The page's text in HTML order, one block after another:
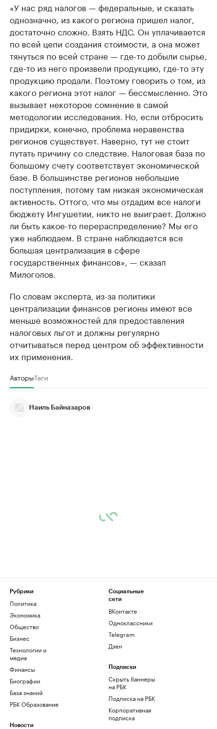
«У нас ряд налогов — федеральные, и сказать
однозначно, из какого региона пришел налог,
достаточно сложно. Взять НДС. Он уплачивается
по всей цепи создания стоимости, а она может
тянуться по всей стране — где-то добыли сырье,
где-то из него произвели продукцию, где-то эту
продукцию продали. Поэтому говорить о том, из
какого региона этот налог — бессмысленно. Это
вызывает некоторое сомнение в самой
методологии исследования. Но, если отбросить
придирки, конечно, проблема неравенства
регионов существует. Наверно, тут не стоит
путать причину со следствие. Налоговая база по
большому счету соответствует экономической
базе. В большинстве регионов небольшие
поступления, потому там низкая экономическая
активность. Оттого, что мы отдадим все налоги
бюджету Ингушетии, никто не выиграет. Должно
ли быть какое-то перераспределение? Мы его
уже наблюдаем. В стране наблюдается все
большая централизация в сфере
государственных финансов», — сказал
Милоголов.
По словам эксперта, из-за политики
централизации финансов регионы имеют все
меньше возможностей для предоставления
налоговых льгот и должны регулярно
отчитываться перед центром об эффективности
их применения.
АвторыТеги
Наиль Байназаров
Рубрики
Политика
Экономика
Общество
Бизнес
Технологии и
медиа
Финансы
Биографии
База знаний
РБК Образование
Новости
Социальные
сети
ВКонтакте
Одноклассники
Telegram
Дзен
Подписки
Скрыть баннеры
на РБК
Подписка на РБК
Корпоративная
подписка